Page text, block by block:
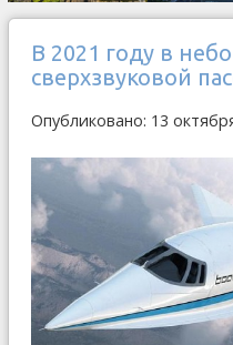
В 2021 году в
сверхзвуковой
Опубликовано: 13